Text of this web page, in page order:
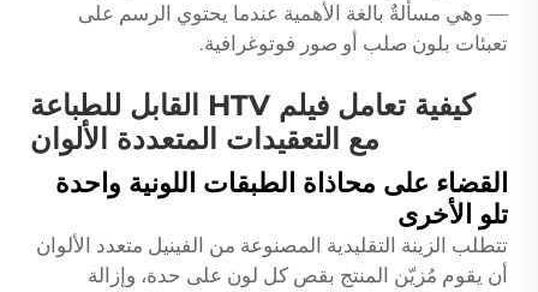
— وهي مسألةٌ بالغة الأهمية عندما يحتوي الرسم على
تعبئات بلون صلب أو صور فوتوغرافية.
كيفية تعامل فيلم HTV القابل للطباعة
مع التعقيدات المتعددة الألوان
القضاء على محاذاة الطبقات اللونية واحدة
تلو الأخرى
تتطلب الزينة التقليدية المصنوعة من الفينيل متعدد الألوان
أن يقوم مُزيّن المنتج بقص كل لون على حدة، وإزالة